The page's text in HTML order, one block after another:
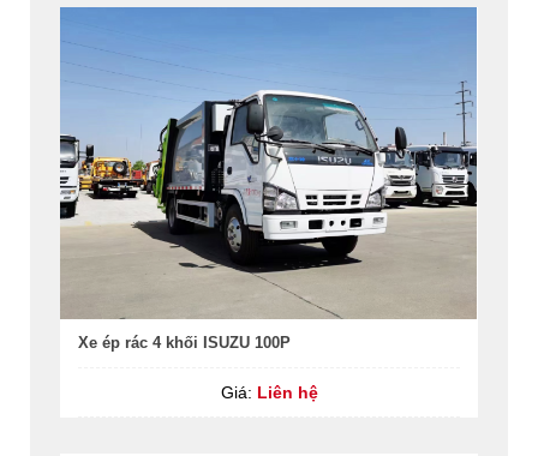
Xe ép rác 4 khối ISUZU 100P
Giá: Liên hệ